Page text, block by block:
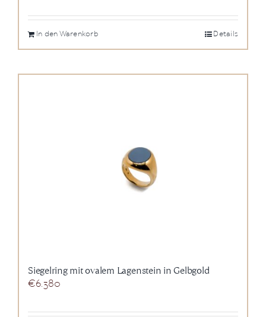
In den Warenkorb Details
Siegelring mit ovalem Lagenstein in Gelbgold
€6.380